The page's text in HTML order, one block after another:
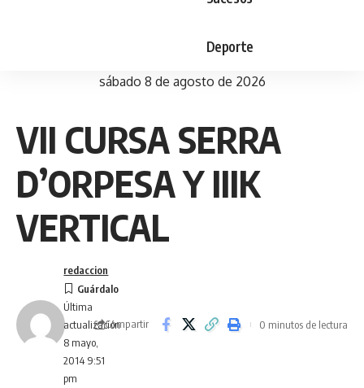
Deporte
sábado 8 de agosto de 2026
VII CURSA SERRA
D’ORPESA Y IIIK
VERTICAL
Última
actualización
8 mayo,
2014 9:51
pm
redaccion
Compartir 0 minutos de lectura